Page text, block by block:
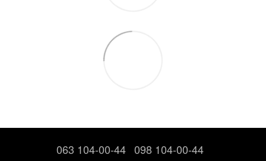
063 104-00-44 098 104-00-44